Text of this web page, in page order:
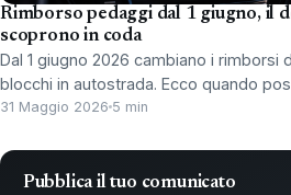
Rimborso pedaggi dal 1 giugno, il
scoprono in coda
Dal 1 giugno 2026 cambiano i rimborsi
blocchi in autostrada. Ecco quando
31 Maggio 2026 5 min
Pubblica il tuo comunicato